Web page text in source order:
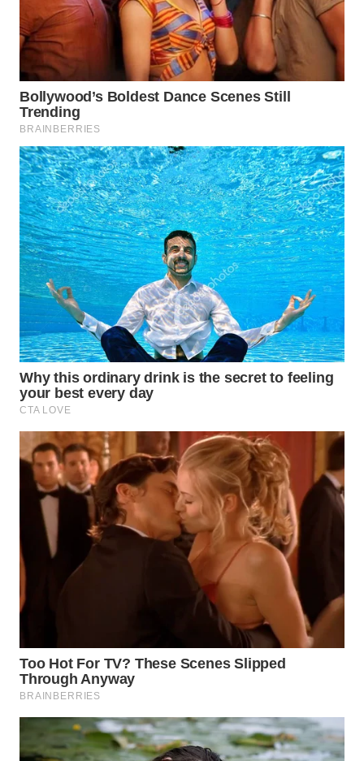
WN
TANJUNG
LESUNG
WN
KARO
WN
SIMALUNGUN
WN
LABUHANBATU
WN
TAPANULI
TENGAH
WN DELI
SERDANG
WN
TINGGI
WN
PAKPAK
WN
KARAWANG
WN
BOGOR
WN
DEPOK